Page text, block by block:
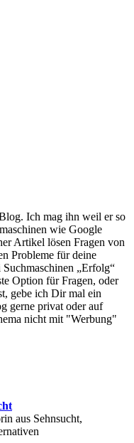
Ich mag ihn weil er so
wie Google
Artikel lösen Fragen von
Probleme für deine
„Erfolg“
Option für Fragen, oder
gebe ich Dir mal ein
gerne privat oder auf
nicht mit "Werbung"
aus Sehnsucht,